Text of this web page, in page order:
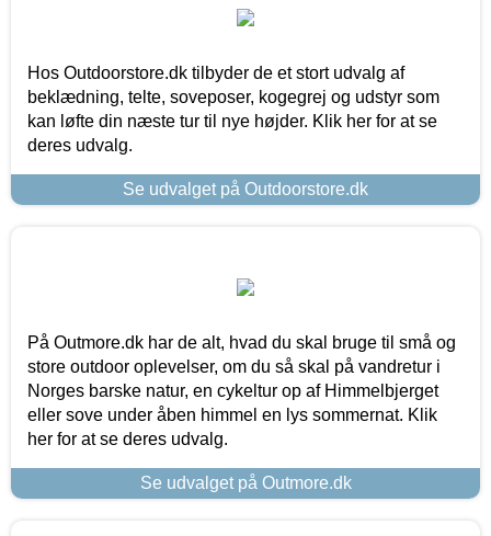
Hos Outdoorstore.dk tilbyder de et stort udvalg af
beklædning, telte, soveposer, kogegrej og udstyr som
kan løfte din næste tur til nye højder. Klik her for at se
deres udvalg.
Se udvalget på Outdoorstore.dk
På Outmore.dk har de alt, hvad du skal bruge til små og
store outdoor oplevelser, om du så skal på vandretur i
Norges barske natur, en cykeltur op af Himmelbjerget
eller sove under åben himmel en lys sommernat. Klik
her for at se deres udvalg.
Se udvalget på Outmore.dk